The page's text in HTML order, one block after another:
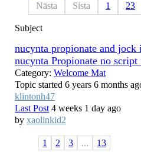
Nästa
Sista 1 23
Subject
nucynta propionate and jock
nucynta Propionate no script
Category: Welcome Mat
Topic started 6 years 6 months
klintonh47
Last Post 4 weeks 1 day ago
by xaolinkid2
1 2 3 ... 13